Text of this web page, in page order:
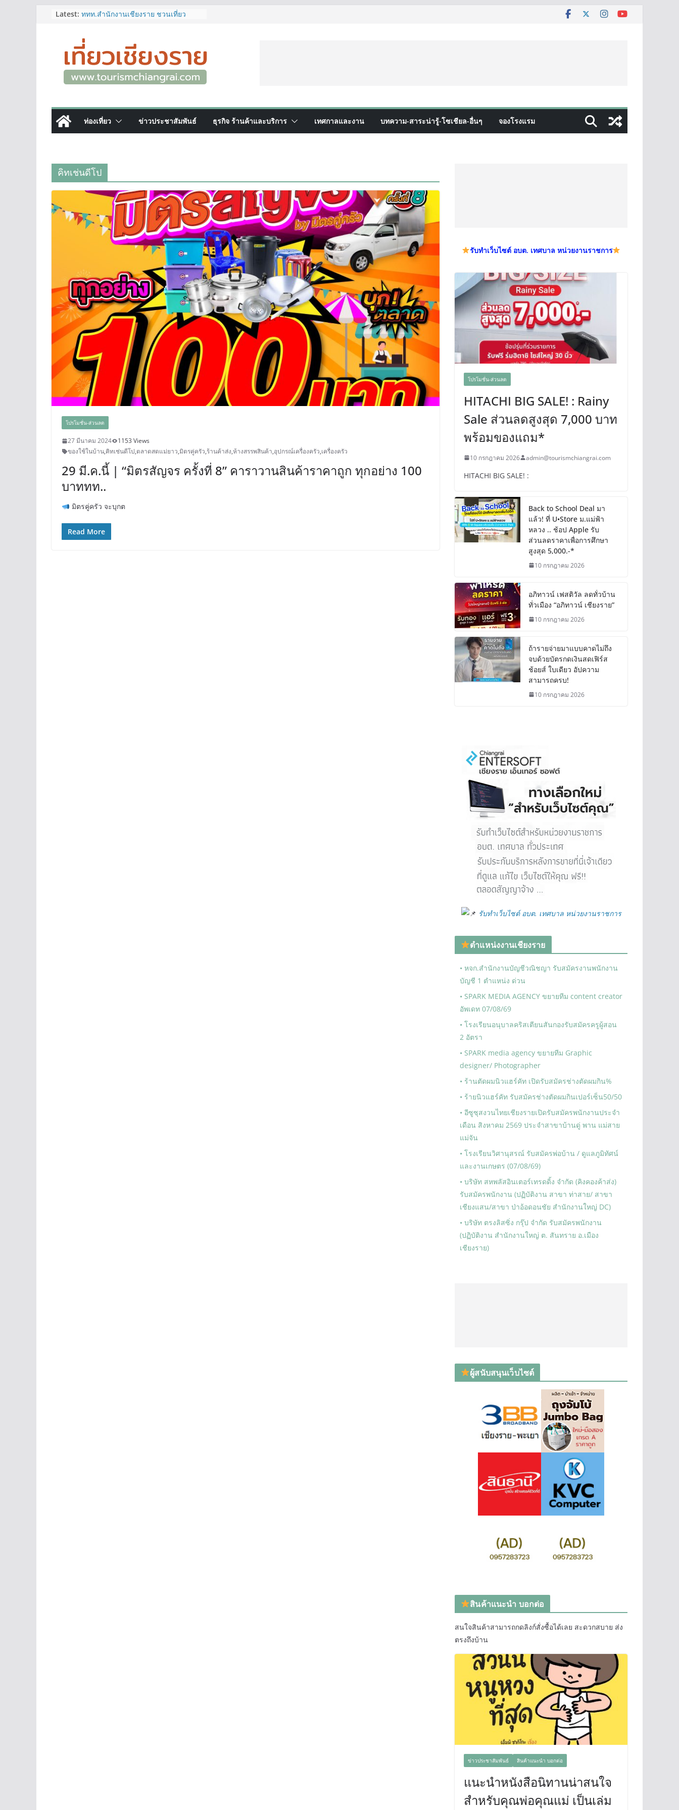
Latest: ททท.สำนักงานเชียงราย ชวนเที่ยว
เก็บแสตมป์ครบ แล้วรับของที่ระลึกสุด
พิเศษ! ทันที
เลขสวย หมวด ขจ เปิดประมูลออนไลน์
แล้ววันนี้ เลขเด่น เลขมงคล ความหมาย
ดีมีให้เลือกหลากหลายทั้ง 301 หมายเลข
จ.เชียงราย ที่ไม่ควรพลาด!
12–16 ส.ค.นี้ เตรียมพบกับมหกรรมสุด
ยิ่งใหญ่แห่งปี “อุตสาหกรรมแฟร์ ล้านนา
ตะวันออก 2026”
ศิลปะมีชีวิต หนุนเศรษฐกิจสร้างสรรค์
และการท่องเที่ยวของเมือง
ท่องเที่ยว ข่าวประชาสัมพันธ์ ธุรกิจ ร้านค้าและบริการ เทศกาลและงาน บทความ-สาระน่ารู้-โซเชียล-อื่นๆ จองโรงแรม
คิทเช่นดีโป
โปรโมชั่น-ส่วนลด
27 มีนาคม 2024
1153 Views
ของใช้ในบ้าน,คิทเช่นดีโป,ตลาดสดแม่ยาว,มิตรคู่ครัว,ร้านค้าส่ง,ห้างสรรพสินค้า,อุปกรณ์เครื่องครัว,เครื่องครัว
29 มี.ค.นี้ | “มิตรสัญจร ครั้งที่ 8” คาราวานสินค้าราคาถูก ทุกอย่าง 100
บาททท..
มิตรคู่ครัว จะบุกต
Read More
รับทำเว็บไซต์ อบต. เทศบาล หน่วยงานราชการ
โปรโมชั่น-ส่วนลด
HITACHI BIG SALE! : Rainy
Sale ส่วนลดสูงสุด 7,000 บาท
พร้อมของแถม*
10 กรกฎาคม 2026 admin@tourismchiangrai.com
HITACHI BIG SALE! :
Back to School Deal มา
แล้ว! ที่ U•Store ม.แม่ฟ้า
หลวง .. ช้อป Apple รับ
ส่วนลดราคาเพื่อการศึกษา
สูงสุด 5,000.-*
10 กรกฎาคม 2026
อภิทาวน์ เฟสติวัล ลดทั่วบ้าน
ทั่วเมือง “อภิทาวน์ เชียงราย”
10 กรกฎาคม 2026
ถ้ารายจ่ายมาแบบคาดไม่ถึง
จบด้วยบัตรกดเงินสดเฟิร์ส
ช้อยส์ ใบเดียว อัปความ
สามารถครบ!
10 กรกฎาคม 2026
รับทำเว็บไซต์ อบต. เทศบาล หน่วยงานราชการ
ตำแหน่งงานเชียงราย
• หจก.สำนักงานบัญชีวณิชญา รับสมัครงานพนักงาน
บัญชี 1 ตำแหน่ง ด่วน
• SPARK MEDIA AGENCY ขยายทีม content creator
อัพเดท 07/08/69
• โรงเรียนอนุบาลคริสเตียนสันกองรับสมัครครูผู้สอน
2 อัตรา
• SPARK media agency ขยายทีม Graphic
designer/ Photographer
• ร้านตัดผมนิวแฮร์คัท เปิดรับสมัครช่างตัดผมกิน%
• ร้ายนิวแฮร์คัท รับสมัครช่างตัดผมกินเปอร์เซ็น50/50
• อีซูซุสงวนไทยเชียงรายเปิดรับสมัครพนักงานประจำ
เดือน สิงหาคม 2569 ประจำสาขาบ้านดู่ พาน แม่สาย
แม่จัน
• โรงเรียนวิศานุสรณ์ รับสมัครพ่อบ้าน / ดูแลภูมิทัศน์
และงานเกษตร (07/08/69)
• บริษัท สหพลัสอินเตอร์เทรดดิ้ง จำกัด (คิงคองค้าส่ง)
รับสมัครพนักงาน (ปฏิบัติงาน สาขา ท่าสาย/ สาขา
เชียงแสน/สาขา ป่าอ้อดอนชัย สำนักงานใหญ่ DC)
• บริษัท ตรงลิสซิ่ง กรุ๊ป จำกัด รับสมัครพนักงาน
(ปฏิบัติงาน สำนักงานใหญ่ ต. สันทราย อ.เมือง
เชียงราย)
ผู้สนับสนุนเว็บไซต์
สินค้าแนะนำ บอกต่อ
สนใจสินค้าสามารถกดลิงก์สั่งซื้อได้เลย สะดวกสบาย ส่ง
ตรงถึงบ้าน
ข่าวประชาสัมพันธ์ สินค้าแนะนำ บอกต่อ
แนะนำหนังสือนิทานน่าสนใจ
สำหรับคุณพ่อคุณแม่ เป็นเล่ม